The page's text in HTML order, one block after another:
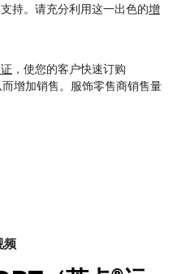
持。请充分利用这一出色的增
，使您的客户快速订购
增加销售。服饰零售商销售量
频